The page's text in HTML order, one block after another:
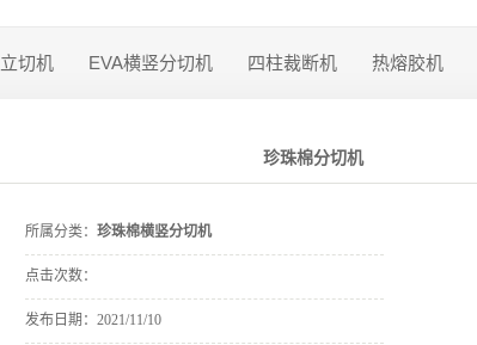
立切机 EVA横竖分切机 四柱裁断机 热熔胶机
珍珠棉分切机
所属分类： 珍珠棉横竖分切机
点击次数：
发布日期： 2021/11/10